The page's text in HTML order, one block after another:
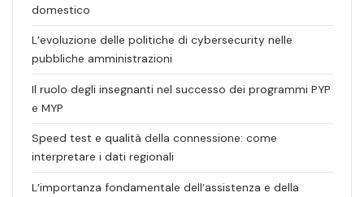
domestico
L’evoluzione delle politiche di cybersecurity nelle
pubbliche amministrazioni
Il ruolo degli insegnanti nel successo dei programmi PYP
e MYP
Speed test e qualità della connessione: come
interpretare i dati regionali
L’importanza fondamentale dell’assistenza e della